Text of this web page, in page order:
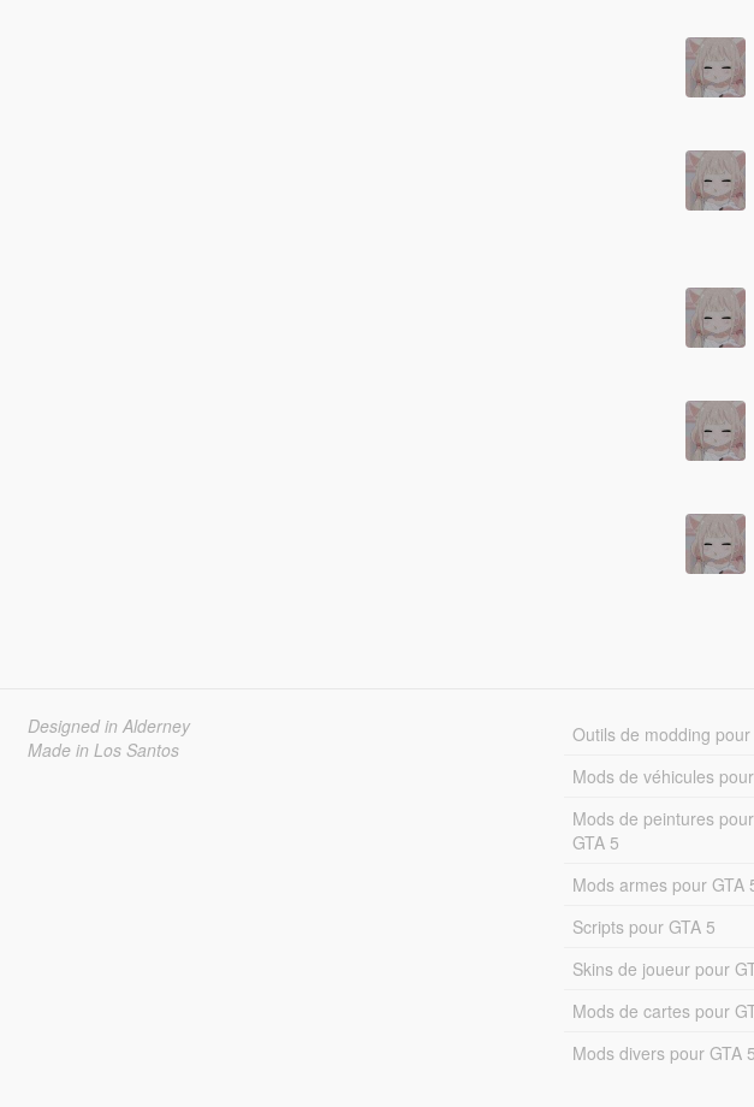
Designed in Alderney
Made in Los Santos
Outils de modding pour
Mods de véhicules
Mods de peintures
GTA 5
Mods armes pour GTA
Scripts pour GTA 5
Skins de joueur pour
Mods de cartes pour
Mods divers pour GTA 5